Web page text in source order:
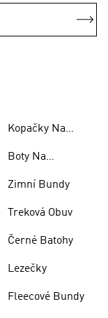
Kopačky Na
Boty Na
Zimní Bundy
Treková Obuv
Černé Batohy
Lezečky
Fleecové Bundy